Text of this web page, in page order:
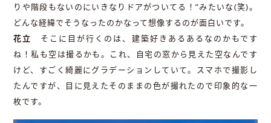
りや階段もないのにいきなりドアがついてる！”みたいな(笑)。
どんな経緯でそうなったのかなって想像するのが面白いです。
花立
そこに目が行くのは、建築好きあるあるなのかもです
ね！私も空は撮るかも。これ、自宅の窓から見えた空なんです
けど、すごく綺麗にグラデーションしていて。スマホで撮影し
たんですが、目に見えたそのままの色が撮れたので印象的な一
枚です。